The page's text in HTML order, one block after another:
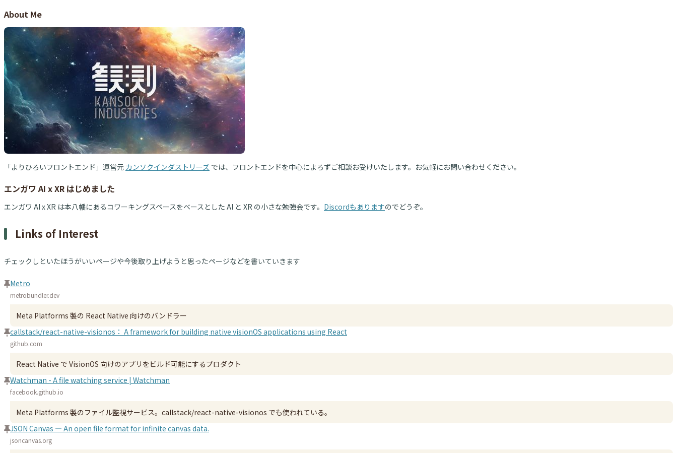
About Me
「よりひろいフロントエンド」運営元 カンソクインダストリーズ では、フロントエンドを中心によろずご相談お受けいたします。お気軽にお問い合わせください。
エンガワ AI x XR はじめました
エンガワ AI x XR は本八幡にあるコワーキングスペースをベースとした AI と XR の小さな勉強会です。 Discordもありますのでどうぞ。
Links of Interest
チェックしといたほうがいいページや今後取り上げようと思ったページなどを書いていきます
Metro
metrobundler.dev
Meta Platforms 製の React Native 向けのバンドラー
callstack/react-native-visionos： A framework for building native visionOS applications using React
github.com
React Native で VisionOS 向けのアプリをビルド可能にするプロダクト
Watchman - A file watching service | Watchman
facebook.github.io
Meta Platforms 製のファイル監視サービス。callstack/react-native-visionos でも使われている。
JSON Canvas — An open file format for infinite canvas data.
jsoncanvas.org